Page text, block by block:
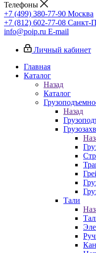
Телефоны
+7 (499) 380-77-90 Москва
+7 (812) 602-77-08 Санкт-
info@poip.ru E-mail
Личный кабинет
Главная
Каталог
Назад
Каталог
Назад
Тали